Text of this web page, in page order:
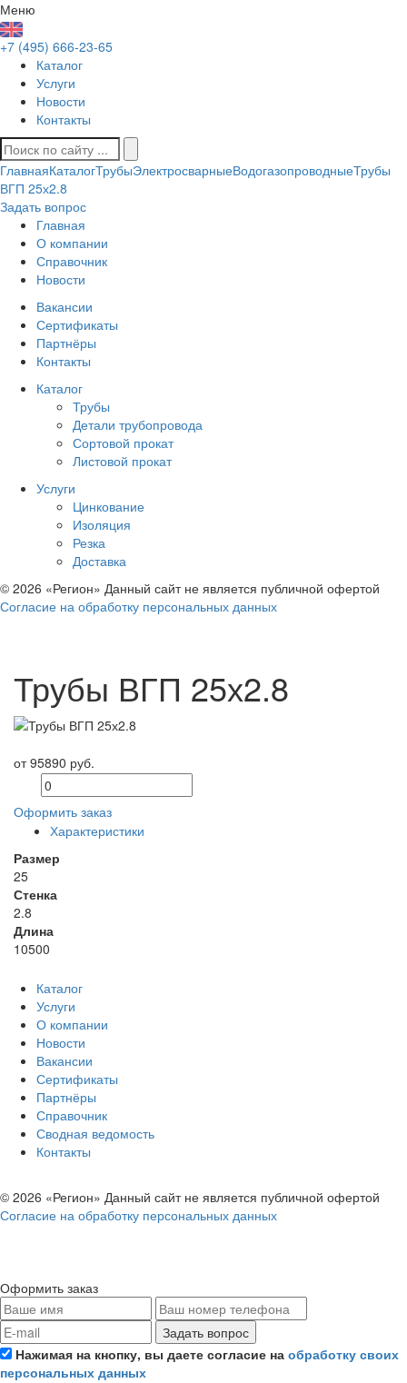
Меню
+7 (495) 666-23-65
Каталог
Услуги
Новости
Контакты
ГлавнаяКаталогТрубыЭлектросварныеВодогазопроводныеТрубы
ВГП 25х2.8
Задать вопрос
Главная
О компании
Справочник
Новости
Вакансии
Сертификаты
Партнёры
Контакты
Каталог
Трубы
Детали трубопровода
Сортовой прокат
Листовой прокат
Услуги
Цинкование
Изоляция
Резка
Доставка
© 2026 «Регион» Данный сайт не является публичной офертой
Согласие на обработку персональных данных
Трубы ВГП 25х2.8
от 95890 руб.
Оформить заказ
Характеристики
Размер
25
Стенка
2.8
Длина
10500
Каталог
Услуги
О компании
Новости
Вакансии
Сертификаты
Партнёры
Справочник
Сводная ведомость
Контакты
© 2026 «Регион» Данный сайт не является публичной офертой
Согласие на обработку персональных данных
Оформить заказ
Задать вопрос
Нажимая на кнопку, вы даете согласие на обработку своих
персональных данных